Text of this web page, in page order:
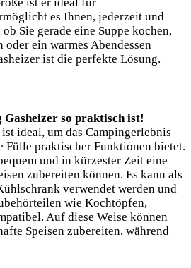
es Ihnen, jederzeit und
Sie gerade eine Suppe kochen,
ein warmes Abendessen
ist die perfekte Lösung.
so praktisch ist!
ideal, um das Campingerlebnis
Fülle praktischer Funktionen bietet.
und in kürzester Zeit eine
zubereiten können. Es kann als
verwendet werden und
wie Kochtöpfen,
Auf diese Weise können
Speisen zubereiten, während